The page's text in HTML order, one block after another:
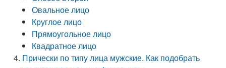
Овальное лицо
Круглое лицо
Прямоугольное лицо
Квадратное лицо
Прически по типу лица мужские. Как подобрать